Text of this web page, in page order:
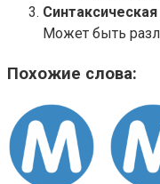
Может быть
Похожие слова: